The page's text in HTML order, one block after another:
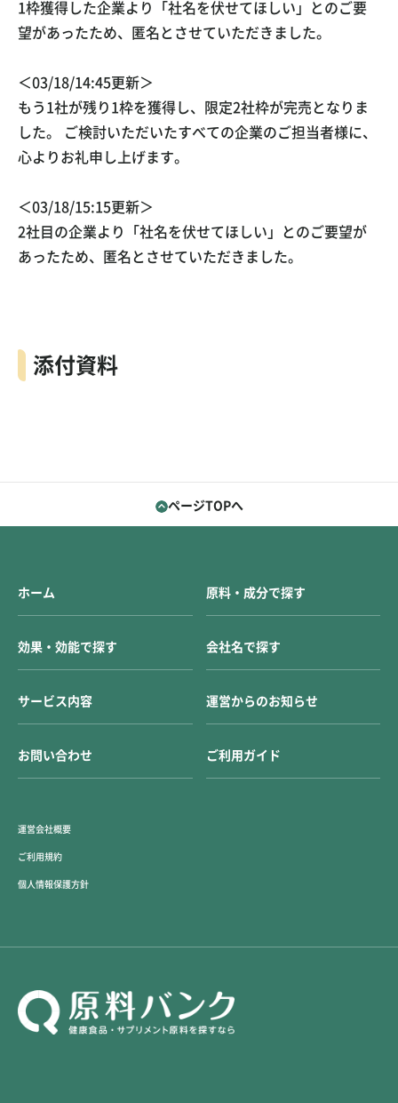
1枠獲得した企業より「社名を伏せてほしい」とのご要
望があったため、匿名とさせていただきました。
＜03/18/14:45更新＞
もう1社が残り1枠を獲得し、限定2社枠が完売となりま
した。 ご検討いただいたすべての企業のご担当者様に、
心よりお礼申し上げます。
＜03/18/15:15更新＞
2社目の企業より「社名を伏せてほしい」とのご要望が
あったため、匿名とさせていただきました。
添付資料
ページTOPへ
ホーム 原料・成分で探す
効果・効能で探す 会社名で探す
サービス内容 運営からのお知らせ
お問い合わせ ご利用ガイド
運営会社概要
ご利用規約
個人情報保護方針